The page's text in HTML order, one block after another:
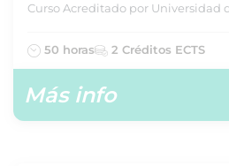
Curso Acreditado por Universidad
50 horas 2 Créditos ECTS
Más info